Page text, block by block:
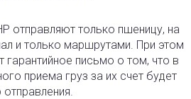
отправляют только пшеницу, на
и только маршрутами. При этом
гарантийное письмо о том, что в
приема груз за их счет будет